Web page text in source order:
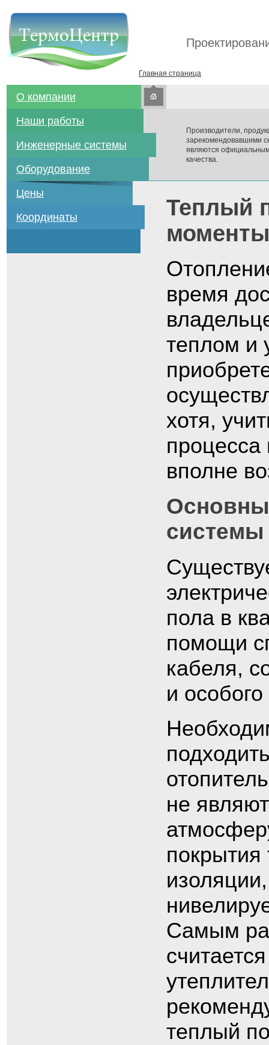
Главная страница
О компании
Наши работы
Инженерные системы
Оборудование
Цены
Координаты
Производители,
зарекомендовавшими
являются
качества.
Теплый
моменты
время
теплом и
хотя,
процесса
вполне
системы
пола в
помощи
кабеля,
и
не
покрытия
Самым
теплый